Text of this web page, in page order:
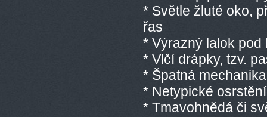
* Světle žluté oko,
řas
* Výrazný lalok pod
* Vlčí drápky, tzv.
* Špatná
* Netypické
* Tmavohnědá či